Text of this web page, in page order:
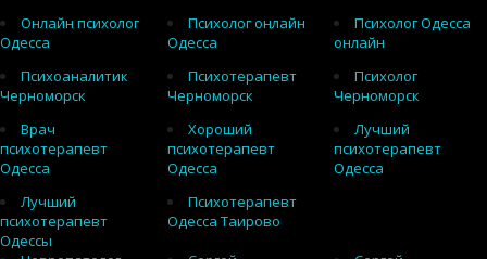
Онлайн психолог
Одесса
Психолог онлайн
Одесса
Психолог Одесса
онлайн
Психоаналитик
Черноморск
Психотерапевт
Черноморск
Психолог
Черноморск
Врач
психотерапевт
Одесса
Хороший
психотерапевт
Одесса
Лучший
психотерапевт
Одесса
Лучший
психотерапевт
Одессы
Психотерапевт
Одесса Таирово